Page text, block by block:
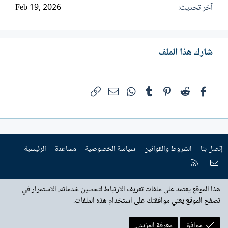
آخر تحديث
Feb 19, 2026
شارك هذا الملف
فيسبوكReddit
Pinterest
Tumblr
WhatsAppالبريد الإلكتروني
إتصل بنا الشروط والقوانين سياسة الخصوصية مساعدة الرئيسية
إتصل بنا
هذا الموقع يعتمد على ملفات تعريف الارتباط لتحسين خدماته، الاستمرار في
تصفح الموقع يعني موافقتك على استخدام هذه الملفات.